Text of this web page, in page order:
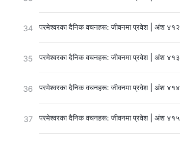
34 परमेश्‍वरका दैनिक वचनहरू: जीवनमा प्रवेश | अंश ४१२
35 परमेश्‍वरका दैनिक वचनहरू: जीवनमा प्रवेश | अंश ४१३
36 परमेश्‍वरका दैनिक वचनहरू: जीवनमा प्रवेश | अंश ४१४
37 परमेश्‍वरका दैनिक वचनहरू: जीवनमा प्रवेश | अंश ४१५